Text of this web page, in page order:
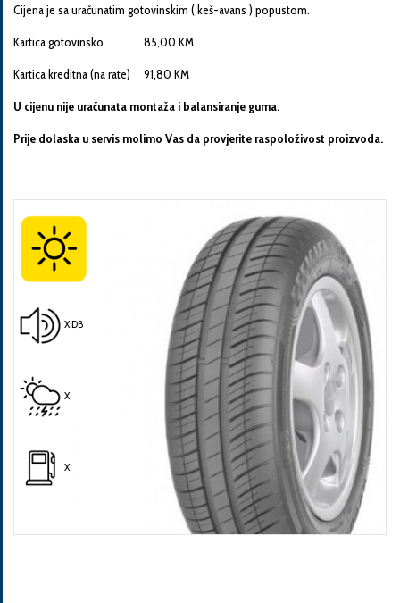
Vaša
Cijena je sa uračunatim gotovinskim ( keš-avans ) popustom.
Kartica gotovinsko 85,00 KM
Kartica kreditna (na rate) 91,80 KM
U cijenu nije uračunata montaža i balansiranje guma.
Prije dolaska u servis molimo Vas da provjerite raspoloživost proizvoda.
X DB
X
X